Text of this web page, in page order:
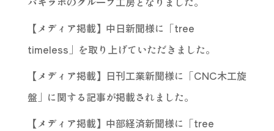
【メディア掲載】中日新聞様に「tree
timeless」を取り上げていただきました。
【メディア掲載】日刊工業新聞様に「CNC木工旋
盤」に関する記事が掲載されました。
【メディア掲載】中部経済新聞様に「tree